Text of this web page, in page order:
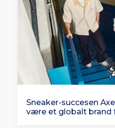
Sneaker-succesen
være et globalt brand